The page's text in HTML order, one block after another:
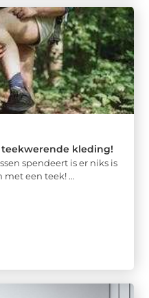
kleding!
spendeert is er niks is
een teek! ...